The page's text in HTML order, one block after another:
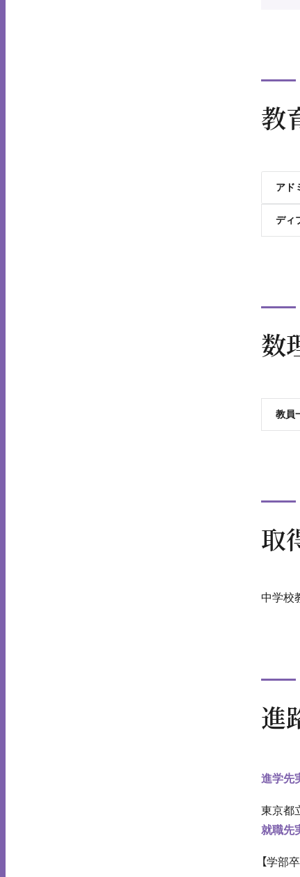
教
アド
ディ
数
教員
取
中学校
進
進学先
東京都
就職先
【学部